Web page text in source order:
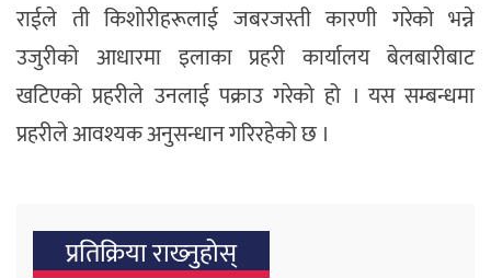
राईले ती किशोरीहरूलाई जबरजस्ती कारणी गरेको भन्ने
उजुरीको आधारमा इलाका प्रहरी कार्यालय बेलबारीबाट
खटिएको प्रहरीले उनलाई पक्राउ गरेको हो । यस सम्बन्धमा
प्रहरीले आवश्यक अनुसन्धान गरिरहेको छ ।
प्रतिक्रिया राख्‍नुहोस्